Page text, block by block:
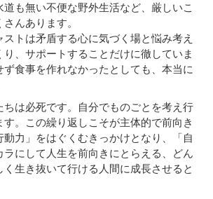
も無い不便な野外生活など、厳しいこ
んあります。
ストは矛盾する心に気づく場と悩み考え
、サポートすることだけに徹していま
食事を作れなかったとしても、本当に
ちは必死です。自分でものごとを考え行
。この繰り返しこそが主体的で前向き
動力」をはぐくむきっかけとなり、「自
にして人生を前向きにとらえる、どん
生き抜いて行ける人間に成長させると